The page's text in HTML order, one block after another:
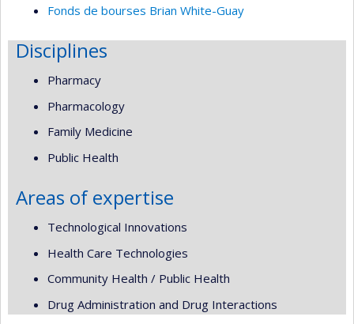
Fonds de bourses Brian White-Guay
Disciplines
Pharmacy
Pharmacology
Family Medicine
Public Health
Areas of expertise
Technological Innovations
Health Care Technologies
Community Health / Public Health
Drug Administration and Drug Interactions